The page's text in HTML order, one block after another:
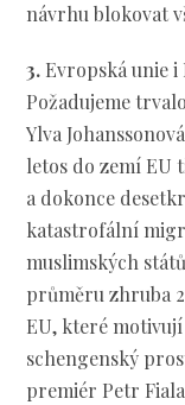
návrhu blokovat
3. Evropská unie
Požadujeme
Ylva
letos do zemí EU
a dokonce
katastrofální
muslimských
průměru zhruba
EU, které
schengenský
premiér Petr